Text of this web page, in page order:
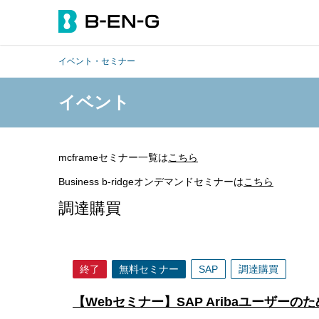
イベント・セミナー
イベント
mcframeセミナー一覧はこちら
Business b-ridgeオンデマンドセミナーはこちら
調達購買
終了 無料セミナー SAP 調達購買
【Webセミナー】SAP Aribaユーザーの